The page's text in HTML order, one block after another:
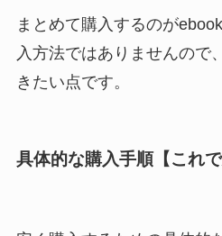
まとめて購入するのが
入方法ではありませんので
きたい点です。
具体的な購入手順【これで